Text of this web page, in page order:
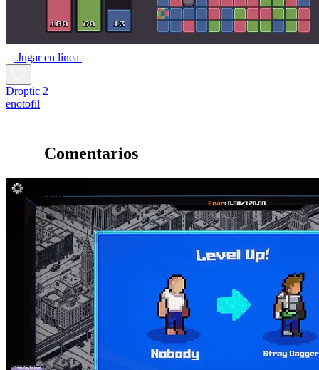
Jugar en línea
Droptic 2
enotofil
Comentarios